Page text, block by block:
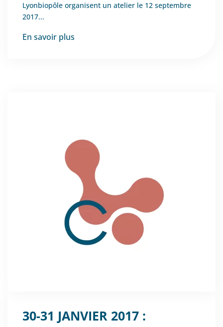
Lyonbiopôle organisent un atelier le 12 septembre
2017...
En savoir plus
30-31 JANVIER 2017 :